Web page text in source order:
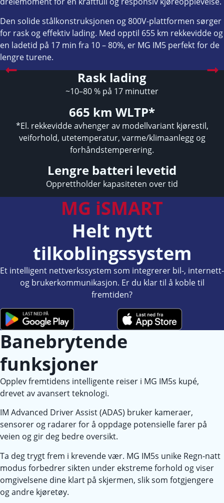
Den solide stålkonstruksjonen og 800V-plattformen sørger
for rask og effektiv lading. Med opptil 655 km rekkevidde og
en ladetid på 17 min fra 10 – 80%, er MG IM5 perfekt for de
lengre turene.
Rask lading
~10–80 % på 17 minutter
665 km WLTP*
*El. rekkevidde avhenger av modellvariant kjørestil,
veiforhold, utetemperatur, varme/klimaanlegg og
forhåndstemperering.
Lengre batteri levetid
Opprettholder kapasiteten over tid
MG iSMART
Helt nytt
tilkoblingssystem
Et intelligent nettverkssystem som integrerer bil-, internett-
og brukerkommunikasjon. Er du klar til å koble til
fremtiden?
Banebrytende
funksjoner
Opplev fremtidens intelligente reiser i MG IM5s kupé,
drevet av avansert teknologi.
IM Advanced Driver Assist (ADAS) bruker kameraer,
sensorer og radarer for å oppdage potensielle farer på
veien og gir deg bedre oversikt.
Ta deg trygt frem i krevende vær. MG IM5s unike Regn-natt
modus forbedrer sikten under ekstreme forhold og viser
omgivelsene dine klart på skjermen, slik som fotgjengere
og andre kjøretøy.